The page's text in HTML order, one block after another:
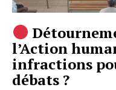
l’Action
infractions
débats ?